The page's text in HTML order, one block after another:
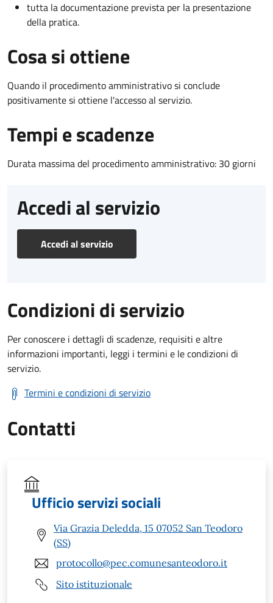
tutta la documentazione prevista per la presentazione
della pratica.
Cosa si ottiene
Quando il procedimento amministrativo si conclude
positivamente si ottiene l'accesso al servizio.
Tempi e scadenze
Durata massima del procedimento amministrativo: 30 giorni
Accedi al servizio
Accedi al servizio
Condizioni di servizio
Per conoscere i dettagli di scadenze, requisiti e altre
informazioni importanti, leggi i termini e le condizioni di
servizio.
Termini e condizioni di servizio
Contatti
Ufficio servizi sociali
Via Grazia Deledda, 15 07052 San Teodoro
(SS)
protocollo@pec.comunesanteodoro.it
Sito istituzionale